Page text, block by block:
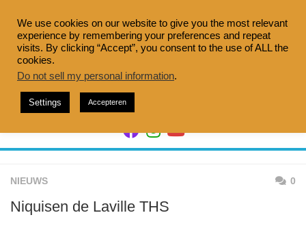
naar
inhoud
NIEUWS 0
Niquisen de Laville THS
We use cookies on our website to give you the most relevant
experience by remembering your preferences and repeat
visits. By clicking “Accept”, you consent to the use of ALL the
cookies.
Do not sell my personal information.
Settings Accepteren